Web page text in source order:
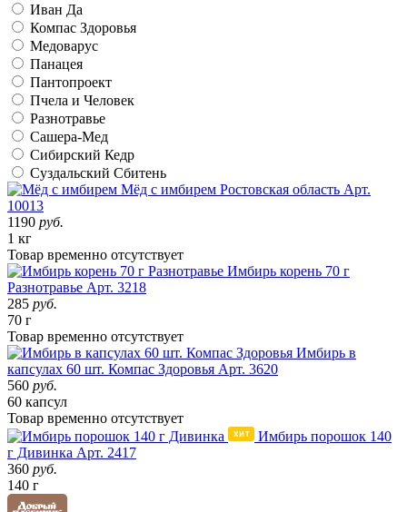
Иван Да
Компас Здоровья
Медоварус
Панацея
Пантопроект
Пчела и Человек
Разнотравье
Сашера-Мед
Сибирский Кедр
Суздальский Сбитень
Мёд с имбирем Ростовская область Арт.
10013
1190 руб.
1 кг
Товар временно отсутствует
Имбирь корень 70 г
Разнотравье Арт. 3218
285 руб.
70 г
Товар временно отсутствует
Имбирь в
капсулах 60 шт. Компас Здоровья Арт. 3620
560 руб.
60 капсул
Товар временно отсутствует
Имбирь порошок 140
г Дивинка Арт. 2417
360 руб.
140 г